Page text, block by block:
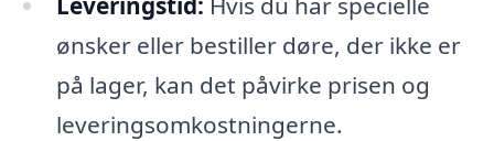
ønsker eller bestiller døre, der ikke er
på lager, kan det påvirke prisen og
leveringsomkostningerne.